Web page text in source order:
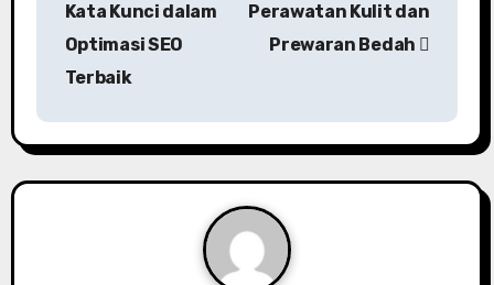
Kata Kunci dalam
Optimasi SEO
Terbaik
Perawatan Kulit dan
Prewaran Bedah